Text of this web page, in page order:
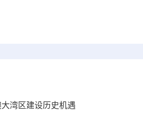
湾区建设历史机遇